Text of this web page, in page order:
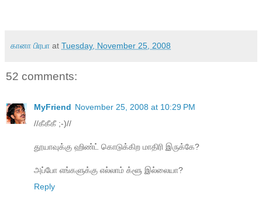
கானா பிரபா at Tuesday, November 25, 2008
52 comments:
MyFriend November 25, 2008 at 10:29 PM
//கீகீகீ ;-)//
தூயாவுக்கு ஹிண்ட் கொடுக்கிற மாதிரி இருக்கே?
அப்போ எங்களுக்கு எல்லாம் க்ளூ இல்லையா?
Reply